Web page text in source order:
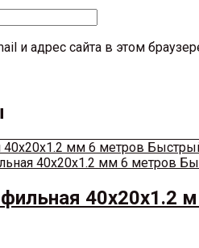
и адрес сайта в этом
40х20х1.2